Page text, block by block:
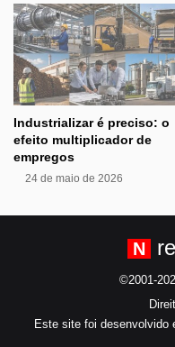
Industrializar é preciso: o
efeito multiplicador de
empregos
24 de maio de 2026
N
©2001-
Este site foi desenvolvido